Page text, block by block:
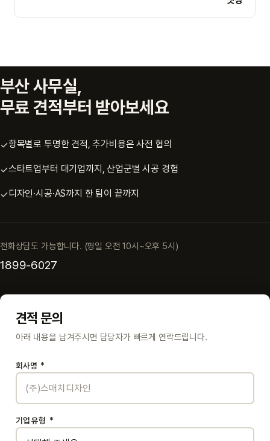
부산 사무실,
무료 견적부터 받아보세요
✓항목별로 투명한 견적, 추가비용은 사전 협의
✓스타트업부터 대기업까지, 산업군별 시공 경험
✓디자인·시공·AS까지 한 팀이 끝까지
전화상담도 가능합니다. (평일 오전 10시~오후 5시)
1899-6027
견적 문의
아래 내용을 남겨주시면 담당자가 빠르게 연락드립니다.
회사명 *
기업 유형 *